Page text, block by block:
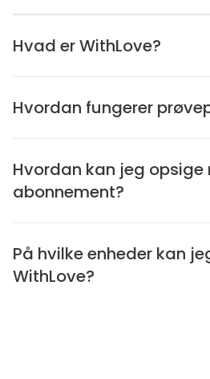
Hvad er WithLove?
Hvordan fungerer
Hvordan kan jeg opsige
abonnement?
På hvilke enheder kan
WithLove?